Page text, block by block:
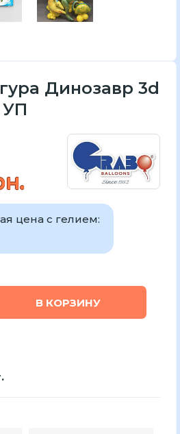
Динозавр 3d
УП
цена с гелием:
В КОРЗИНУ